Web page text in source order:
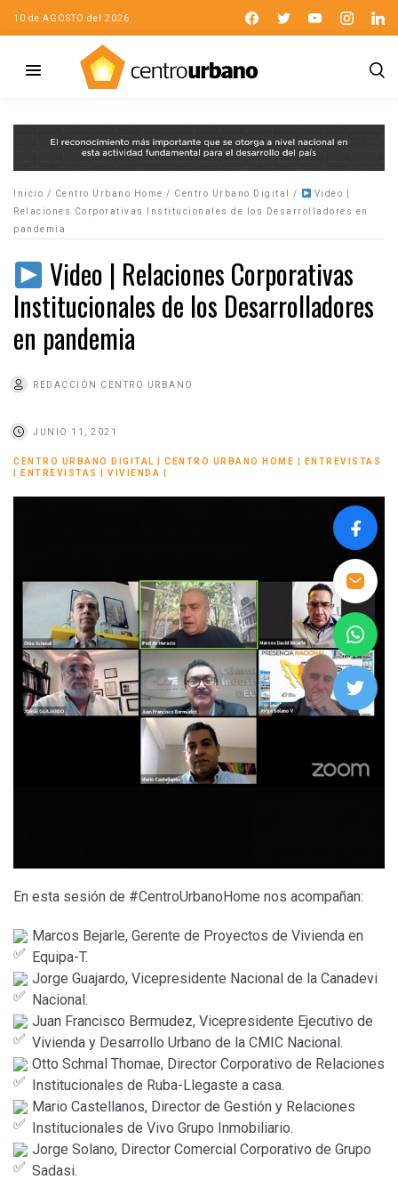
10 de AGOSTO del 2026
Inicio / Centro Urbano Home / Centro Urbano Digital /
Video |
Relaciones Corporativas Institucionales de los Desarrolladores en
pandemia
Video | Relaciones Corporativas
Institucionales de los Desarrolladores
en pandemia
REDACCIÓN CENTRO URBANO
JUNIO 11, 2021
CENTRO URBANO DIGITAL CENTRO URBANO HOME
ENTREVISTAS
ENTREVISTAS VIVIENDA
En esta sesión de #CentroUrbanoHome nos acompañan:
Marcos Bejarle, Gerente de Proyectos de Vivienda en
Equipa-T.
Jorge Guajardo, Vicepresidente Nacional de la Canadevi
Nacional.
Juan Francisco Bermudez, Vicepresidente Ejecutivo de
Vivienda y Desarrollo Urbano de la CMIC Nacional.
Otto Schmal Thomae, Director Corporativo de Relaciones
Institucionales de Ruba-Llegaste a casa.
Mario Castellanos, Director de Gestión y Relaciones
Institucionales de Vivo Grupo Inmobiliario.
Jorge Solano, Director Comercial Corporativo de Grupo
Sadasi.